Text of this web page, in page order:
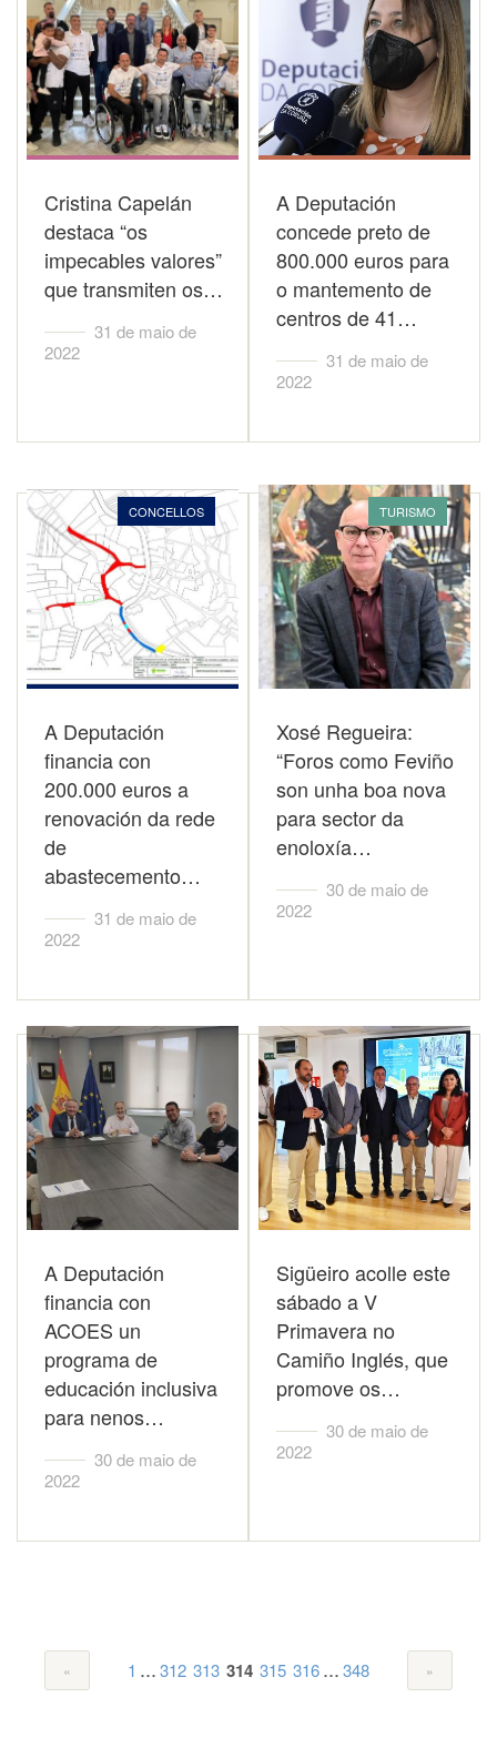
Cristina Capelán
destaca “os
impecables valores”
que transmiten os…
31 de maio de
2022
A Deputación
concede preto de
800.000 euros para
o mantemento de
centros de 41…
31 de maio de
2022
CONCELLOS
A Deputación
financia con
200.000 euros a
renovación da rede
de
abastecemento…
31 de maio de
2022
TURISMO
Xosé Regueira:
“Foros como Feviño
son unha boa nova
para sector da
enoloxía…
30 de maio de
2022
A Deputación
financia con
ACOES un
programa de
educación inclusiva
para nenos…
30 de maio de
2022
Sigüeiro acolle este
sábado a V
Primavera no
Camiño Inglés, que
promove os…
30 de maio de
2022
1 ...312 313 314 315 316...348